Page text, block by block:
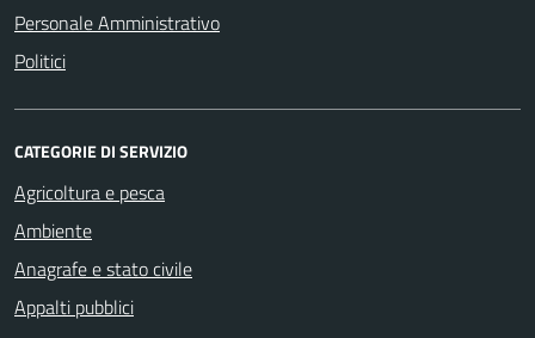
Personale Amministrativo
Politici
CATEGORIE DI SERVIZIO
Agricoltura e pesca
Ambiente
Anagrafe e stato civile
Appalti pubblici